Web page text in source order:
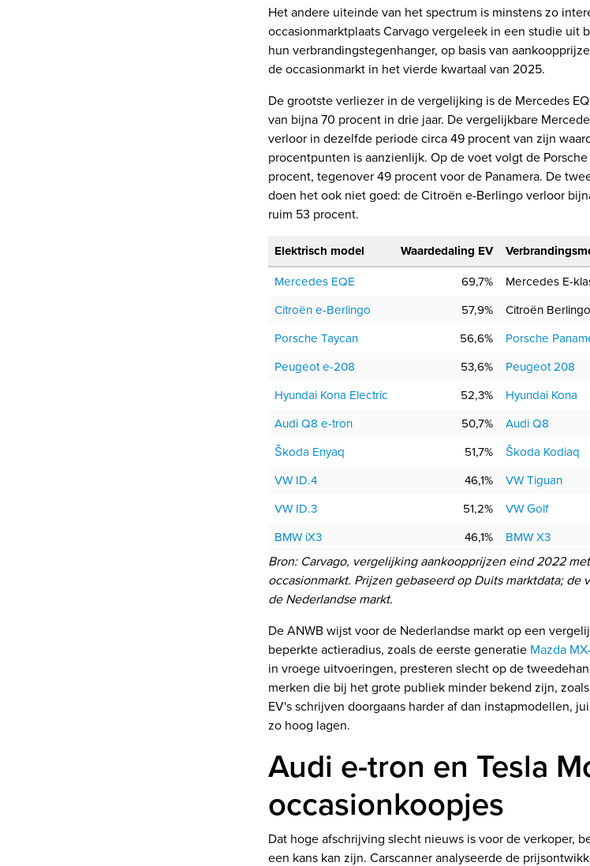
Het andere uiteinde van het spectrum is minstens zo
occasionmarktplaats Carvago vergeleek in een studie uit
hun verbrandingstegenhanger, op basis van
de occasionmarkt in het vierde kwartaal van 2025.
De grootste verliezer in de vergelijking is de Mercedes
van bijna 70 procent in drie jaar. De vergelijkbare
verloor in dezelfde periode circa 49 procent van zijn
procentpunten is aanzienlijk. Op de voet volgt de
procent, tegenover 49 procent voor de Panamera. De
doen het ook niet goed: de Citroën e-Berlingo verloor
ruim 53 procent.
Elektrisch model Waardedaling EV
Mercedes EQE 69,7% Mercedes E-
Citroën e-Berlingo
57,9% Citroën Berlingo
Porsche Taycan
56,6% Porsche
Peugeot e-208
53,6% Peugeot 208
Hyundai Kona Electric
52,3% Hyundai Kona
Audi Q8 e-tron
50,7% Audi Q8
Škoda Enyaq
51,7% Škoda Kodiaq
VW ID.4
46,1% VW Tiguan
VW ID.3
51,2% VW Golf
BMW iX3
46,1% BMW X3
Bron: Carvago, vergelijking aankoopprijzen eind 2022
occasionmarkt. Prijzen gebaseerd op Duits marktdata;
de Nederlandse markt.
De ANWB wijst voor de Nederlandse markt op een
beperkte actieradius, zoals de eerste generatie Mazda
in vroege uitvoeringen, presteren slecht op de
merken die bij het grote publiek minder bekend zijn,
EV's schrijven doorgaans harder af dan instapmodellen,
zo hoog lagen.
Audi e-tron en Tesla
occasionkoopjes
Dat hoge afschrijving slecht nieuws is voor de verkoper,
een kans kan zijn. Carscanner analyseerde de